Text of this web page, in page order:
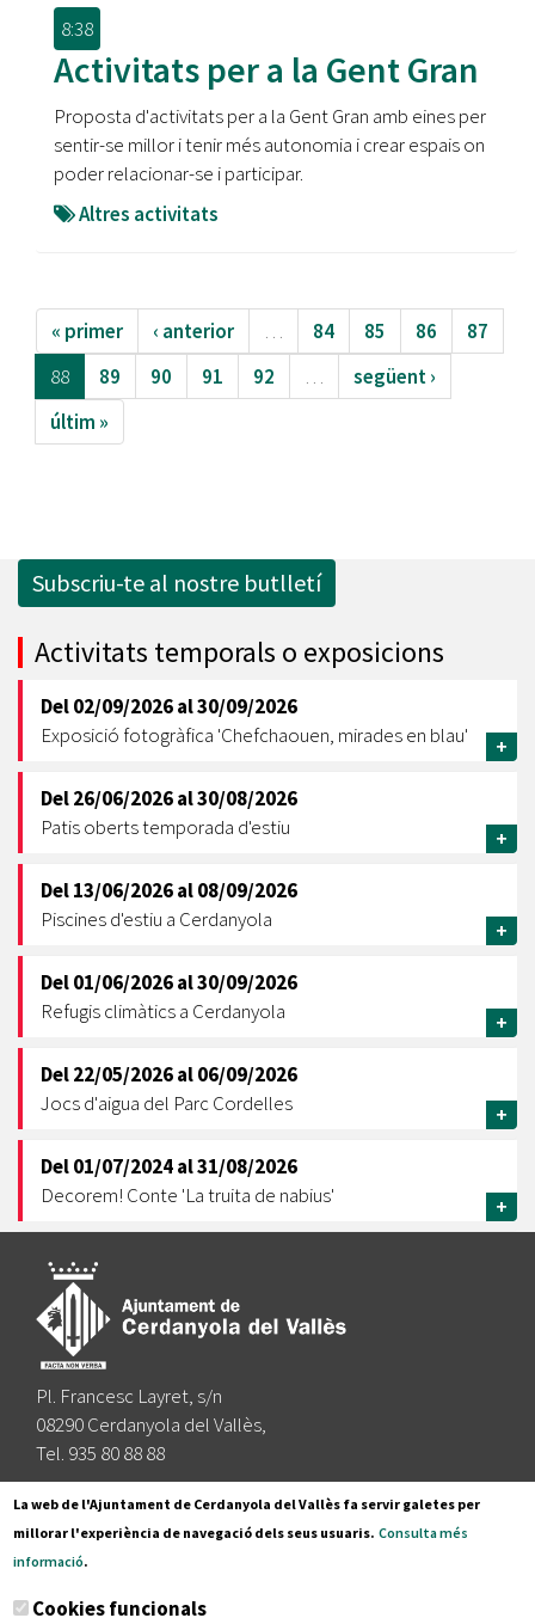
8:38
Activitats per a la Gent Gran
Proposta d'activitats per a la Gent Gran amb eines per
sentir-se millor i tenir més autonomia i crear espais on
poder relacionar-se i participar.
Altres activitats
« primer ‹ anterior … 84 85 86
87
88
89 90 91 92 …
següent ›
últim »
Subscriu-te al nostre butlletí
Activitats temporals o exposicions
Del02/09/2026al30/09/2026
Exposició fotogràfica 'Chefchaouen, mirades en blau'
+
Del26/06/2026al30/08/2026
Patis oberts temporada d'estiu
+
Del13/06/2026al08/09/2026
Piscines d'estiu a Cerdanyola
+
Del01/06/2026al30/09/2026
Refugis climàtics a Cerdanyola
+
Del22/05/2026al06/09/2026
Jocs d'aigua del Parc Cordelles
+
Del01/07/2024al31/08/2026
Decorem! Conte 'La truita de nabius'
+
Pl. Francesc Layret, s/n
08290 Cerdanyola del Vallès,
Tel. 935 80 88 88
Segueix-nos a:
Subscriu-te al nostre butlletí
La web de l'Ajuntament de Cerdanyola del Vallès fa servir galetes per
millorar l'experiència de navegació dels seus usuaris. Consulta més
informació.
Cookies funcionals